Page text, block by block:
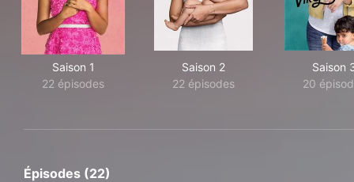
Saison 1
22 épisodes
Saison 2
22 épisodes
Saison
20
Épisodes (22)